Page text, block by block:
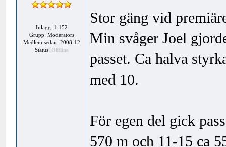
Inlägg: 1,152
Grupp: Moderators
Medlem sedan: 2008-12
Status: Offline
Stor gäng vid
Min svåger Joel
passet. Ca halva
med 10.
För egen del gick
570 m och 11-15 ca